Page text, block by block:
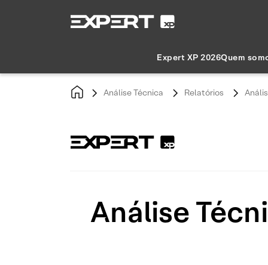
Expert XP 2026Quem
Análise Técnica Relatórios
Análise